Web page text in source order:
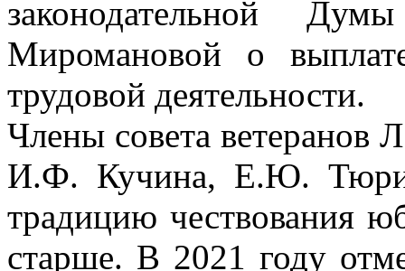
законодательной
Миромановой о
трудовой деятельности.
Члены совета
И.Ф. Кучина, Е.Ю.
традицию чествования
старше. В 2021 году